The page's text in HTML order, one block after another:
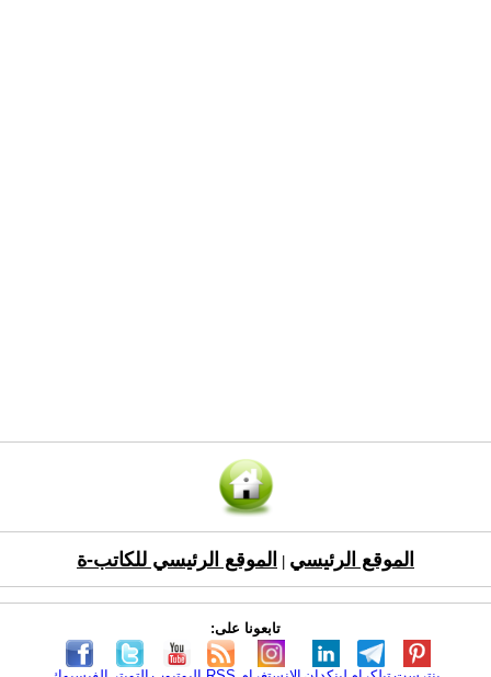
الموقع الرئيسي الموقع الرئيسي للكاتب-ة
تابعونا على: